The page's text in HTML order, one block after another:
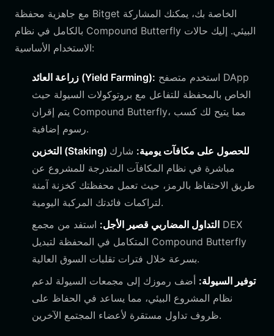
مع جاهزية محفظة Bitget الخاصة بك، يمكنك المشاركة
بالكامل في نظام Compound Butterfly البيئي. إليك حالات
الاستخدام الأساسية:
زراعة العائد (Yield Farming):
الخاص بالمحفظة للتفاعل مع بروتوكولات السيولة حيث
يتم إقران Compound Butterfly، مما يتيح لك كسب
رسوم إضافية.
التخزين (Staking) للحصول على مكافآت يومية: شارك
مباشرة في نظام المكافآت المتدرجة للمشروع عن
طريق الاحتفاظ بالرمز، حيث تعمل محفظتك كخزنة آمنة
لتراكمات فائدتك المركبة اليومية.
التداول المضاربي قصير الأجل: استفد من مجمع DEX
المتكامل في المحفظة لتبديل Compound Butterfly
بسرعة خلال فترات تقلبات السوق العالية.
توفير السيولة: أضف رموزك إلى مجمعات السيولة لدعم
نظام المشروع البيئي، مما يساعد في الحفاظ على
ظروف تداول مستقرة لأعضاء المجتمع الآخرين.